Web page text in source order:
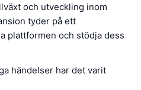
och utveckling inom
tyder på ett
plattformen och stödja dess
händelser har det varit